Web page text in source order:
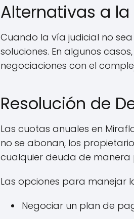
Alternativas a
Cuando la vía judicial no
soluciones. En algunos
negociaciones con el
Resolución de
Las cuotas anuales en
no se abonan, los
cualquier deuda de
Las opciones para manejar
Negociar un plan de